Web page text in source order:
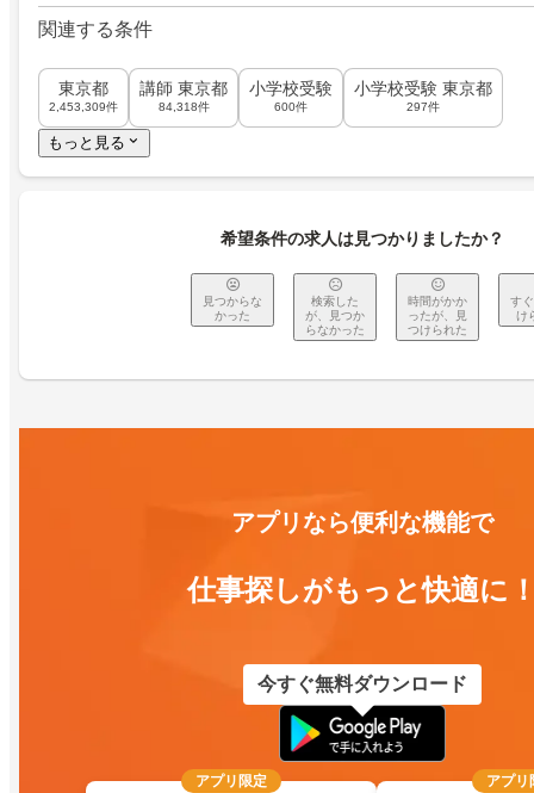
関連する条件
東京都
2,453,309件
講師 東京都
84,318件
小学校受験
600件
小学校受験 東京都
297件
もっと見る
希望条件の求人は見つかりましたか？
見つからな
かった
検索した
が、見つか
らなかった
時間がかか
ったが、見
つけられた
す
け
アプリなら便利な機能で
仕事探しがもっと快適に
今すぐ無料ダウンロード
アプリ限定 アプリ